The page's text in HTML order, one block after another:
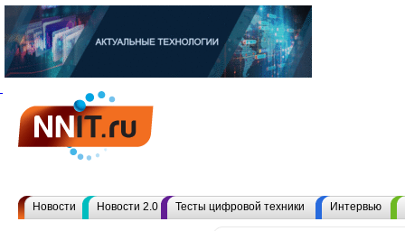
Новости Новости 2.0 Тесты цифровой техники Интервью